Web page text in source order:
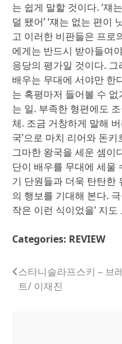
는 쉽게 말할 것이다. ‘쟤
덜 됐어’ ‘쟤는 없는 편이
고 이러한 비판들은 프로
에게는 반드시 받아들여
응당의 평가일 것이다.
배우는 무대에 서야만 한
는 혹평마저 들어볼 수
는 일. 부족한 형편에도
체. 조금 거창하게 말해
국’으로 마치 리어와 돈
그마한 왕국을 세운 셈이
단이 배우를 무대에 세울
기 단원들과 더욱 탄탄한
의 행보를 기대해 본다.
작은 이런 식이었을’ 지도
Categories: REVIEW
글
내
스타니슬라프스키 – 브
트/ 이재진